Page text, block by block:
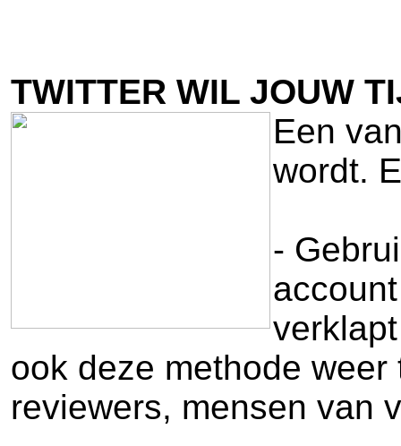
TWITTER WIL JOUW
Een
wordt.
-
ook deze methode
reviewers, mensen van